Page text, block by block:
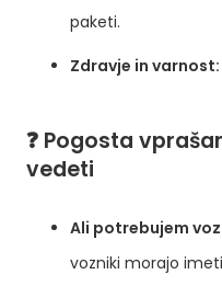
paketi.
Zdravje in varnost:
❓ Pogosta
vedeti
Ali potrebujem
vozniki morajo